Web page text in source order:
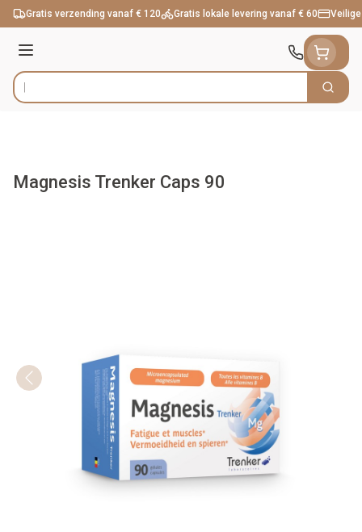
Ga naar de inhoud
Gratis verzending vanaf € 120 Gratis lokale levering vanaf € 60
Menu
Product, merk, categorie... Zoek
Magnesis Trenker Caps 90